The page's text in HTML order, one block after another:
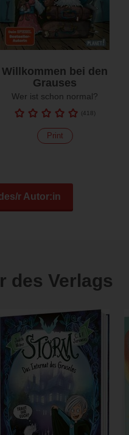
Willkommen bei den
Grauses
Wer ist schon normal?
(418)
Print
r Autor:in
des Verlags